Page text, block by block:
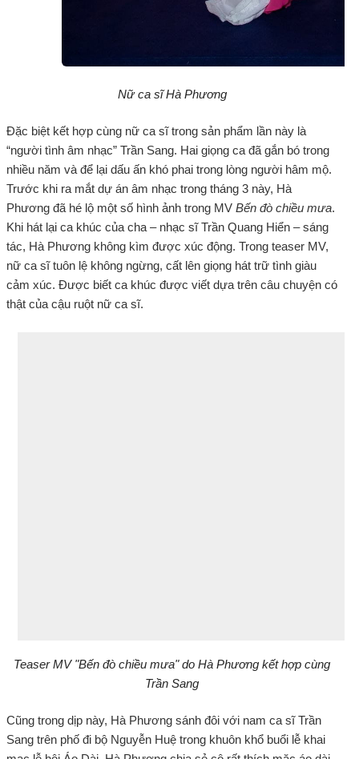
Nữ ca sĩ Hà Phương
Đặc biệt kết hợp cùng nữ ca sĩ trong sản phẩm lần này là
“người tình âm nhạc” Trần Sang. Hai giọng ca đã gắn bó trong
nhiều năm và để lại dấu ấn khó phai trong lòng người hâm mộ.
Trước khi ra mắt dự án âm nhạc trong tháng 3 này, Hà
Phương đã hé lộ một số hình ảnh trong MV Bến đò chiều mưa.
Khi hát lại ca khúc của cha – nhạc sĩ Trần Quang Hiển – sáng
tác, Hà Phương không kìm được xúc động. Trong teaser MV,
nữ ca sĩ tuôn lệ không ngừng, cất lên giọng hát trữ tình giàu
cảm xúc. Được biết ca khúc được viết dựa trên câu chuyện có
thật của cậu ruột nữ ca sĩ.
Teaser MV "Bến đò chiều mưa" do Hà Phương kết hợp cùng
Trần Sang
Cũng trong dịp này, Hà Phương sánh đôi với nam ca sĩ Trần
Sang trên phố đi bộ Nguyễn Huệ trong khuôn khổ buổi lễ khai